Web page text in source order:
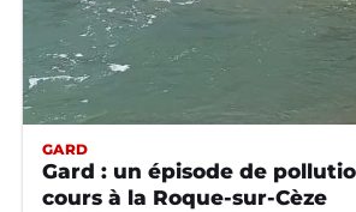
GARD
Gard : un épisode de
cours à la Roque-sur-Cèze